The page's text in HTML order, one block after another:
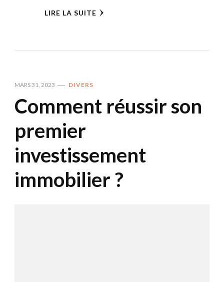
LIRE LA SUITE
MARS 31, 2023 DIVERS
Comment réussir son
premier
investissement
immobilier ?